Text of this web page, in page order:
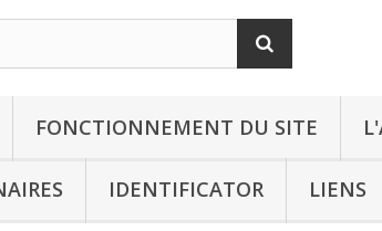
FONCTIONNEMENT DU SITE
IDENTIFICATOR LIENS